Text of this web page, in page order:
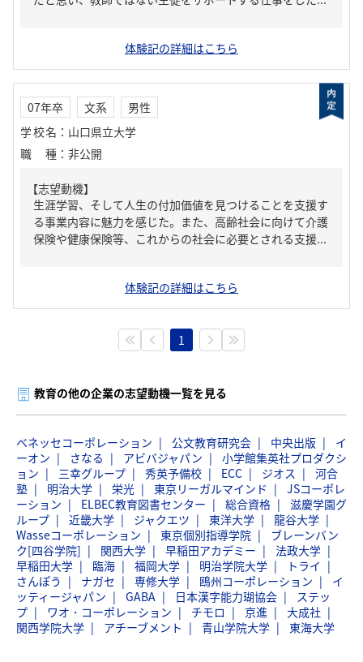
体験記の詳細はこちら
07年卒 文系
男性
学校名 ： 山口県立大学
職種 ： 非公開
【志望動機】
生涯学習、そして人生の付加価値を見つけることを支援す
る事業内容に魅力を感じた。また、高齢社会に向けて介護
保険や健康保険等、これからの社会に必要とされる支援...
体験記の詳細はこちら
1
教育の他の企業の志望動機一覧を見る
ベネッセコーポレーション 公文教育研究会 中央出版
イ
ーオン
さなる アビバジャパン
小学館集英社プロダクシ
ョン
三幸グループ 秀英予備校 ECC ジオス
河合
塾
明治大学 栄光 東京リーガルマインド
JSコーポレ
ーション
ELBEC教育図書センター 総合資格
滋慶学園グ
ループ
近畿大学 ジャクエツ 東洋大学
龍谷大学
Wasseコーポレーション
東京個別指導学院
ブレーンバン
ク[四谷学院]
関西大学 早稲田アカデミー
法政大学
早稲田大学
臨海 福岡大学 明治学院大学
トライ
さんぽう
ナガセ 専修大学 鴎州コーポレーション
イ
ッティージャパン
GABA 日本漢字能力瑚協会
ステッ
プ
ワオ・コーポレーション チモロ 京進
大成社
関西学院大学
アチーブメント 青山学院大学 東海大学